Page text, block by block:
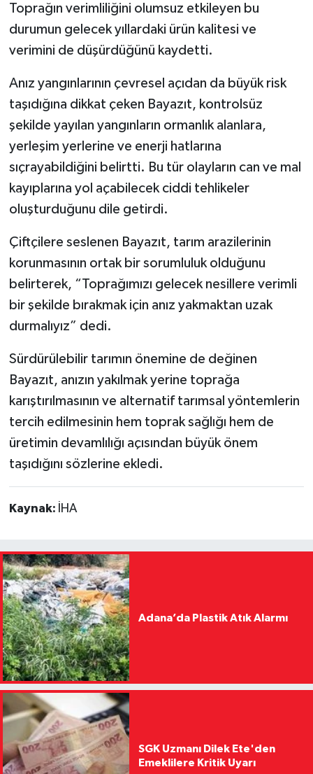
Toprağın verimliliğini olumsuz etkileyen bu
durumun gelecek yıllardaki ürün kalitesi ve
verimini de düşürdüğünü kaydetti.
Anız yangınlarının çevresel açıdan da büyük risk
taşıdığına dikkat çeken Bayazıt, kontrolsüz
şekilde yayılan yangınların ormanlık alanlara,
yerleşim yerlerine ve enerji hatlarına
sıçrayabildiğini belirtti. Bu tür olayların can ve mal
kayıplarına yol açabilecek ciddi tehlikeler
oluşturduğunu dile getirdi.
Çiftçilere seslenen Bayazıt, tarım arazilerinin
korunmasının ortak bir sorumluluk olduğunu
belirterek, “Toprağımızı gelecek nesillere verimli
bir şekilde bırakmak için anız yakmaktan uzak
durmalıyız” dedi.
Sürdürülebilir tarımın önemine de değinen
Bayazıt, anızın yakılmak yerine toprağa
karıştırılmasının ve alternatif tarımsal yöntemlerin
tercih edilmesinin hem toprak sağlığı hem de
üretimin devamlılığı açısından büyük önem
taşıdığını sözlerine ekledi.
Kaynak: İHA
Adana’da Plastik Atık Alarmı
SGK Uzmanı Dilek Ete'den
Emeklilere Kritik Uyarı